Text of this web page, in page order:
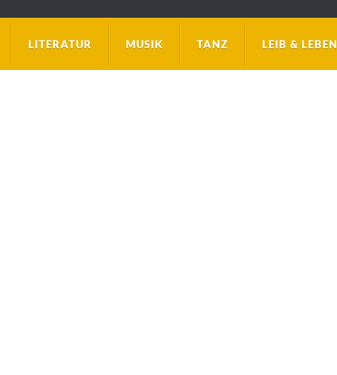
LITERATUR MUSIK TANZ LEIB & LEBEN